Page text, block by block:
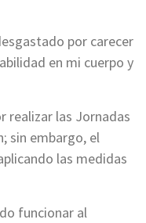
por carecer
en mi cuerpo y
realizar las Jornadas
sin embargo, el
las medidas
funcionar al